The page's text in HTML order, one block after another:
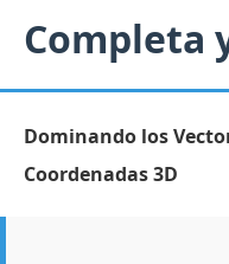
Completa
Dominando los
Coordenadas 3D